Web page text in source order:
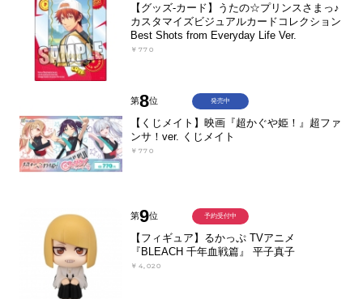
【グッズ-カード】うたの☆プリンスさまっ♪
カスタマイズビジュアルカードコレクション
Best Shots from Everyday Life Ver.
￥770
第8位
【くじメイト】映画『超かぐや姫！』超ファ
ンサ！ver. くじメイト
￥770
発売中
第9位
【フィギュア】るかっぷ TVアニメ
『BLEACH 千年血戦篇』 平子真子
￥4,020
予約受付中